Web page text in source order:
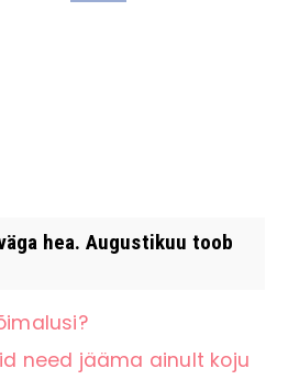
hea. Augustikuu toob
need jääma ainult koju